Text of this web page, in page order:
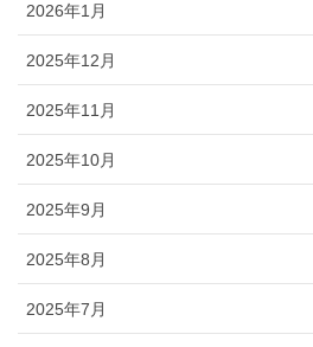
2026年1月
2025年12月
2025年11月
2025年10月
2025年9月
2025年8月
2025年7月